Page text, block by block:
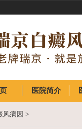
医院简介
风病因 >